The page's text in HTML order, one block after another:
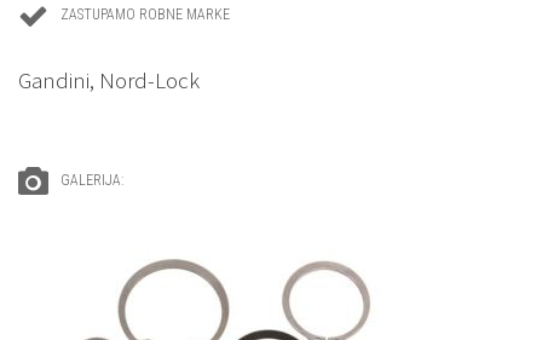

 ZASTUPAMO ROBNE MARKE
Gandini, Nord-Lock

 GALERIJA: